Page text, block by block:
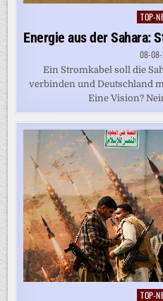
TOP-
Energie aus der Sahara:
08-
Ein Stromkabel soll die
verbinden und Deutschland
Eine Vision?
TOP-